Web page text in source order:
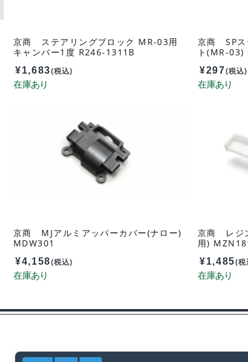
京商 ステアリングブロック MR-03用
キャンバー1度 R246-1311B
¥1,683(税込)
京商 SPス
ト(MR-
¥297(税込)
京商 MJアルミアッパーカバー(ナロー)
MDW301
¥4,158(税込)
京商 レジ
用)
¥1,485(税